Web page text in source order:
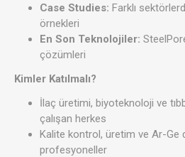
Case Studies: Farklı
örnekleri
En Son Teknolojiler:
çözümleri
Kimler Katılmalı?
İlaç üretimi, biyoteknoloji ve
çalışan herkes
Kalite kontrol, üretim ve Ar-Ge
profesyoneller